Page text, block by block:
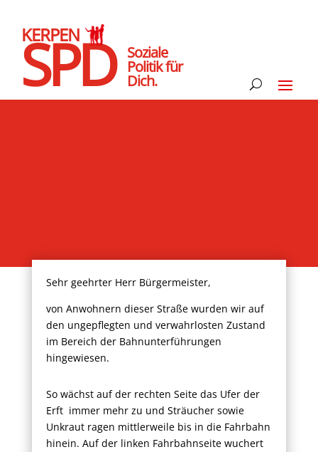
SPD
KERPEN
Soziale
Politik für
Dich.
Sehr geehrter Herr Bürgermeister,
von Anwohnern dieser Straße wurden wir auf
den ungepflegten und verwahrlosten Zustand
im Bereich der Bahnunterführungen
hingewiesen.
So wächst auf der rechten Seite das Ufer der
Erft immer mehr zu und Sträucher sowie
Unkraut ragen mittlerweile bis in die Fahrbahn
hinein. Auf der linken Fahrbahnseite wuchert